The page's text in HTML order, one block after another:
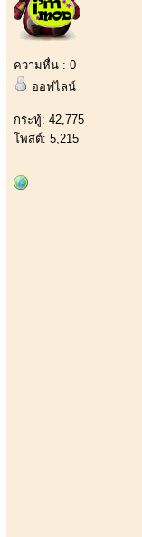
ความหื่น : 0
ออฟไลน์
กระทู้: 42,775
โพสต์: 5,215